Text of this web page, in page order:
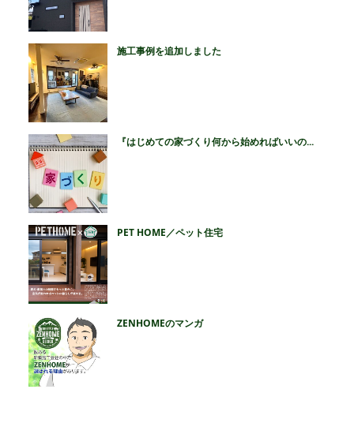
施工事例を追加しました
『はじめての家づくり何から始めればいいの...
PET HOME／ペット住宅
ZENHOMEのマンガ